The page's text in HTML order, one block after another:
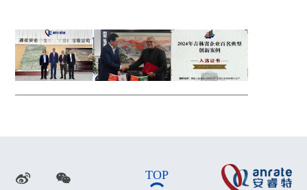
组人白蛋白注射
液合作新篇章
物制药新篇章
林省企业典型创
新案例
TOP